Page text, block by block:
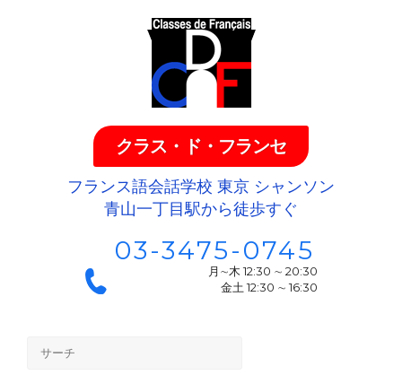
クラス・ド・フランセ
フランス語会話学校 東京 シャンソン
青山一丁目駅から徒歩すぐ
03-3475-0745
月∼木 12:30 ∼ 20:30
金土 12:30 ∼ 16:30